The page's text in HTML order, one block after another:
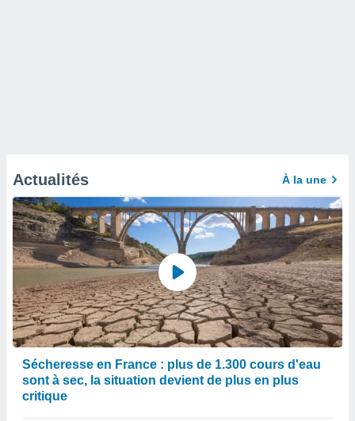
Actualités À la une
Sécheresse en France : plus de 1.300 cours d'eau
sont à sec, la situation devient de plus en plus
critique